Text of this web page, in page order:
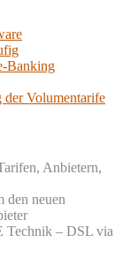
Banking
Volumentarife
Anbietern,
den neuen
Technik – DSL via